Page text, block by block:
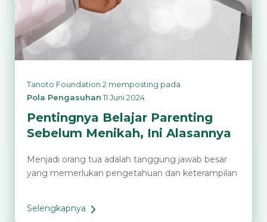
Tanoto Foundation 2 memposting pada
Pola Pengasuhan 11 Juni 2024
Pentingnya Belajar Parenting
Sebelum Menikah, Ini Alasannya
Menjadi orang tua adalah tanggung jawab besar
yang memerlukan pengetahuan dan keterampilan
Selengkapnya
Pentingnya